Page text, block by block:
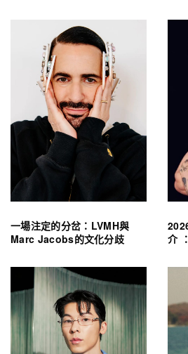
一場注定的分岔：LVMH與
Marc Jacobs的文化分歧
介